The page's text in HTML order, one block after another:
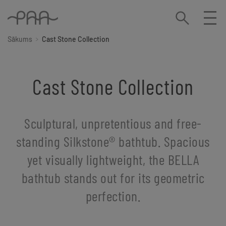
Sākums Cast Stone Collection
Cast Stone Collection
Sculptural, unpretentious and free-
standing Silkstone®️ bathtub. Spacious
yet visually lightweight, the BELLA
bathtub stands out for its geometric
perfection.